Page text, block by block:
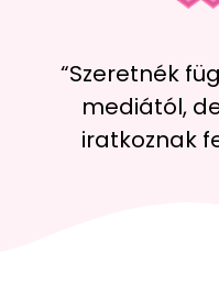
“Szeretnék
mediától,
iratkoznak